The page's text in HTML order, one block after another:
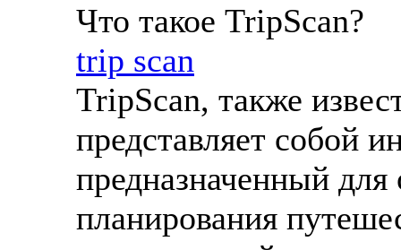
Что такое TripScan?
trip scan
TripScan, также
представляет собой
предназначенный
планирования